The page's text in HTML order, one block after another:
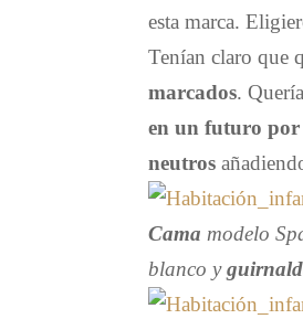
esta marca.
Tenían claro que
marcados.
en un futuro por
neutros
Cama modelo
blanco y